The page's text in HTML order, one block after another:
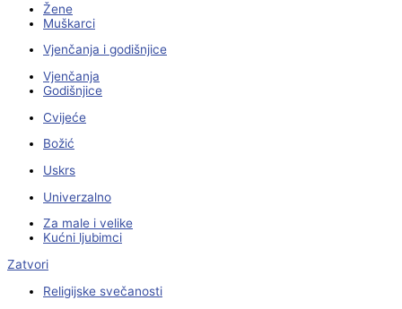
Žene
Muškarci
Vjenčanja i godišnjice
Vjenčanja
Godišnjice
Cvijeće
Božić
Uskrs
Univerzalno
Za male i velike
Kućni ljubimci
Zatvori
Religijske svečanosti